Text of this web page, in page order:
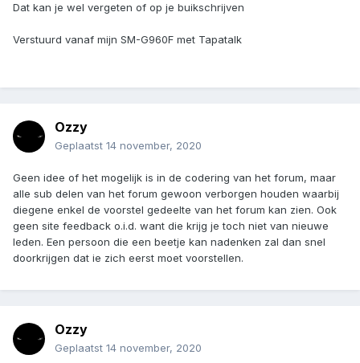
Dat kan je wel vergeten of op je buikschrijven
Verstuurd vanaf mijn SM-G960F met Tapatalk
Ozzy
Geplaatst 14 november, 2020
Geen idee of het mogelijk is in de codering van het forum, maar
alle sub delen van het forum gewoon verborgen houden waarbij
diegene enkel de voorstel gedeelte van het forum kan zien. Ook
geen site feedback o.i.d. want die krijg je toch niet van nieuwe
leden. Een persoon die een beetje kan nadenken zal dan snel
doorkrijgen dat ie zich eerst moet voorstellen.
Ozzy
Geplaatst 14 november, 2020